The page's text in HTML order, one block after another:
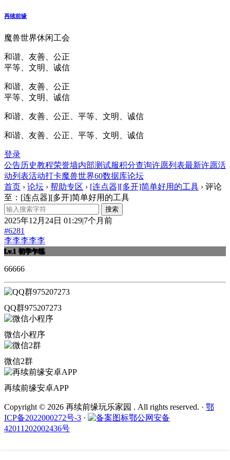
再续前缘
魔兽世界休闲工会
和谐、友善、公正
平等、文明、诚信
和谐、友善、公正
平等、文明、诚信
和谐、友善、公正、平等、文明、诚信
和谐、友善、公正、平等、文明、诚信
登录
公告历史教程荣誉墙内部测试服积分查询许愿列表最新许愿活
动列表活动打卡魔兽世界60数据库论坛
首页 › 论坛 › 帮助专区 › [连点器][多开]简单好用的工具 › 评论
至：[连点器][多开]简单好用的工具
2025年12月24日 01:29|7个月前
#6281
李李李李李
Lv.1 初学乍练
66666
QQ群975207273
微信小程序
微信2群
再续前缘安卓APP
Copyright © 2026 再续前缘玩乐家园 . All rights reserved. · 鄂
ICP备2022000272号-3 ·
鄂公网安备
42011202002436号